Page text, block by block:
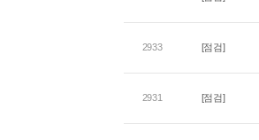
2933 [점검]
2931 [점검]